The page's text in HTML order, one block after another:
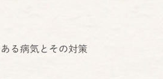
る病気とその対策